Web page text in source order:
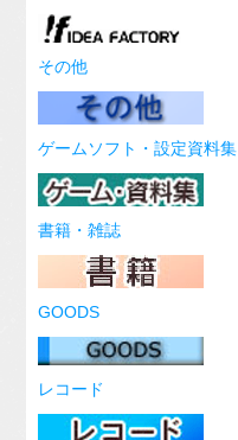
その他
ゲームソフト・設定資料集
書籍・雑誌
GOODS
レコード